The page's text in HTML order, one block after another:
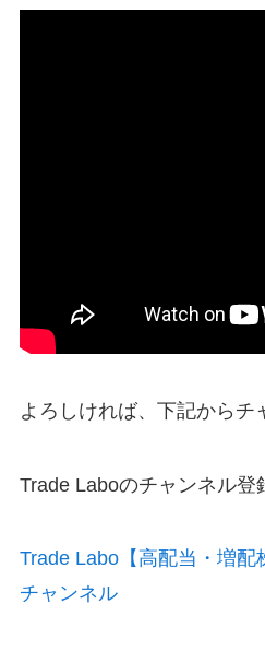
よろしければ、下記からチ
Trade Laboのチャンネル登
Trade Labo【高配当・増配
チャンネル